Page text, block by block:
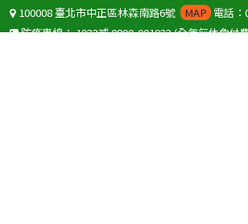
100008 臺北市中正區林森南路6號 MAP 電話：
防疫專線：1922或0800-001922(全年無休免付